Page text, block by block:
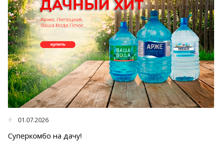
01.07.2026
Суперкомбо на дачу!